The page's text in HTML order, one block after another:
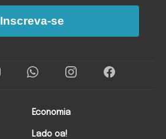
Economia
Lado oa!
Inscreva-se